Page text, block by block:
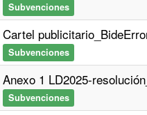
Subvenciones
Cartel
Subvenciones
Anexo 1 LD2025-
Subvenciones